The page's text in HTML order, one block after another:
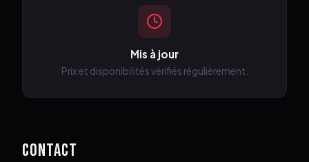
Mis à jour
Prix et disponibilités vérifiés régulièrement.
CONTACT